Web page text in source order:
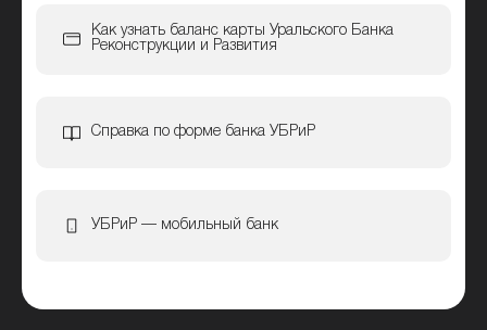
Как узнать баланс карты Уральского Банка
Реконструкции и Развития
Справка по форме банка УБРиР
УБРиР — мобильный банк